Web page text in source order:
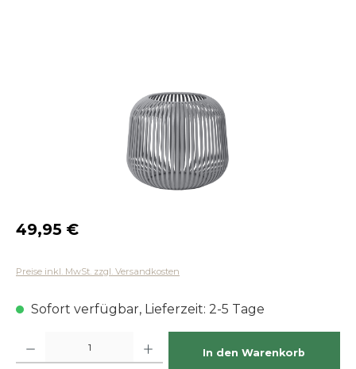
Regulärer Preis:
49,95 €
Preise inkl. MwSt. zzgl. Versandkosten
Sofort verfügbar, Lieferzeit: 2-5 Tage
In den Warenkorb